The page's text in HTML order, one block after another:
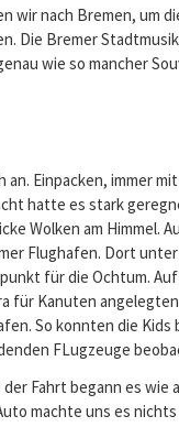
wir nach Bremen, um
Die Bremer
wie so mancher
an. Einpacken, immer
hatte es stark
Wolken am Himmel.
Flughafen. Dort
für die Ochtum.
für Kanuten
So konnten die Kids
FLugzeuge
Fahrt begann es wie
machte uns es nichts